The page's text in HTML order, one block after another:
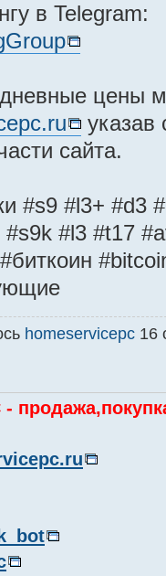
в Telegram:
сайта.
#s9 #l3+ #d3
#l3 #t17
homeservicepc 16